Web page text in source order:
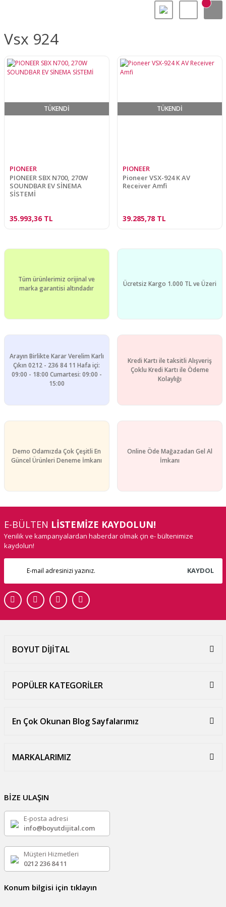
Vsx 924
TÜKENDİ
PIONEER
PIONEER SBX N700, 270W
SOUNDBAR EV SİNEMA
SİSTEMİ
35.993,36 TL
TÜKENDİ
PIONEER
Pioneer VSX-924 K AV
Receiver Amfi
39.285,78 TL
Tüm ürünlerimiz orijinal ve
marka garantisi altındadır
Ücretsiz Kargo 1.000 TL ve Üzeri
Arayın Birlikte Karar Verelim Karlı
Çıkın 0212 - 236 84 11 Hafa içi:
09:00 - 18:00 Cumartesi: 09:00 -
15:00
Kredi Kartı ile taksitli Alışveriş
Çoklu Kredi Kartı ile Ödeme
Kolaylığı
Demo Odamızda Çok Çeşitli En
Güncel Ürünleri Deneme İmkanı
Online Öde Mağazadan Gel Al
İmkanı
E-BÜLTEN LİSTEMİZE KAYDOLUN!
Yenilik ve kampanyalardan haberdar olmak çin e- bültenimize
kaydolun!
KAYDOL
BOYUT DİJİTAL
POPÜLER KATEGORİLER
En Çok Okunan Blog Sayfalarımız
MARKALARIMIZ
BİZE ULAŞIN
E-posta adresi
info@boyutdijital.com
Müşteri Hizmetleri
0212 236 84 11
Konum bilgisi için tıklayın